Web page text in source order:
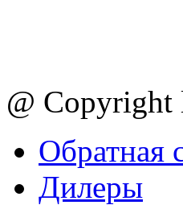
@ Copyright
Обратная
Дилеры